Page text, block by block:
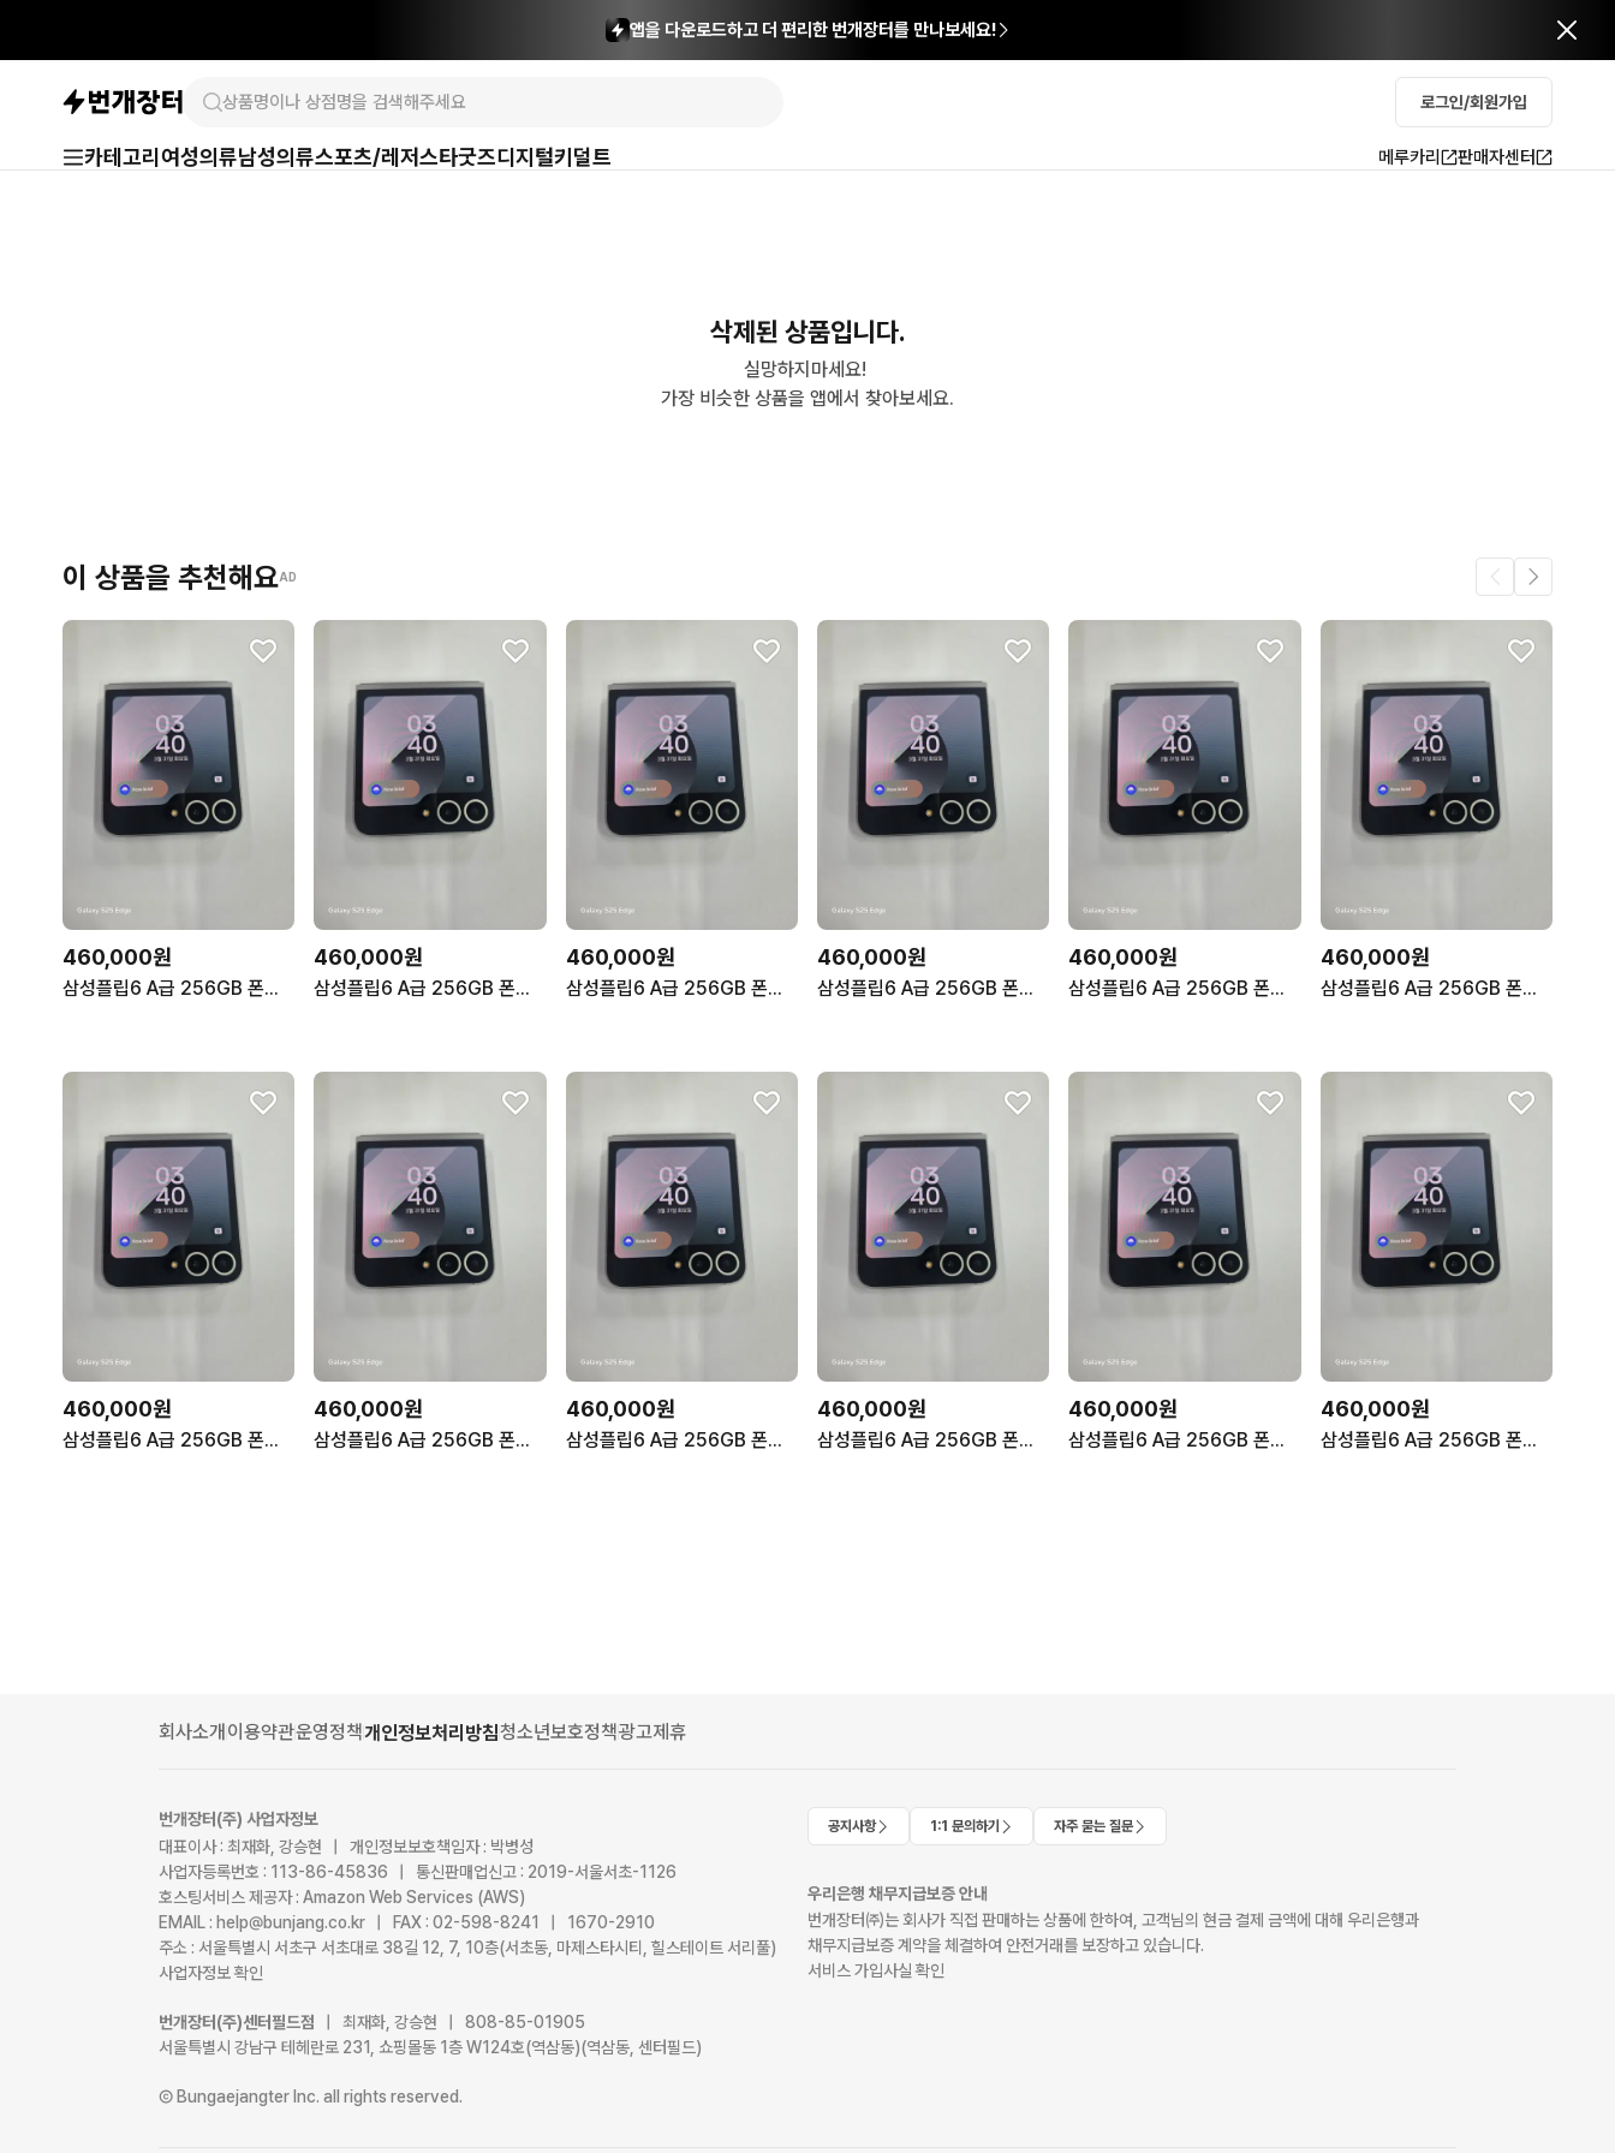
앱을 다운로드하고 더 편리한 번개장터를 만나보세요!
로그인/회원가입
카테고리 여성의류남성의류스포츠/레저스타굿즈디지털키덜트 메루카리 판매자센터
삭제된 상품입니다.
실망하지마세요!
가장 비슷한 상품을 앱에서 찾아보세요.
이 상품을 추천해요AD
460,000원
삼성플립6 A급 256GB 폰컨디션 좋음 무잔상 깨끗!
460,000원
삼성플립6 A급 256GB 폰컨디션 좋음 무잔상 깨끗!
460,000원
삼성플립6 A급 256GB 폰컨디션 좋음 무잔상 깨끗!
460,000원
삼성플립6 A급 256GB 폰컨디션 좋음 무잔상 깨끗!
460,000원
삼성플립6 A급 256GB 폰컨디션 좋음 무잔상 깨끗!
460,000원
삼성플립6 A급 256GB 폰컨디션 좋음 무잔상 깨끗!
460,000원
삼성플립6 A급 256GB 폰컨디션 좋음 무잔상 깨끗!
460,000원
삼성플립6 A급 256GB 폰컨디션 좋음 무잔상 깨끗!
460,000원
삼성플립6 A급 256GB 폰컨디션 좋음 무잔상 깨끗!
460,000원
삼성플립6 A급 256GB 폰컨디션 좋음 무잔상 깨끗!
460,000원
삼성플립6 A급 256GB 폰컨디션 좋음 무잔상 깨끗!
460,000원
삼성플립6 A급 256GB 폰컨디션 좋음 무잔상 깨끗!
회사소개이용약관운영정책개인정보처리방침청소년보호정책광고제휴
번개장터(주) 사업자정보
대표이사 : 최재화, 강승현 | 개인정보보호책임자 : 박병성
사업자등록번호 : 113-86-45836 | 통신판매업신고 : 2019-서울서초-1126
호스팅서비스 제공자 : Amazon Web Services (AWS)
EMAIL : help@bunjang.co.kr | FAX : 02-598-8241 | 1670-2910
주소 : 서울특별시 서초구 서초대로 38길 12, 7, 10층(서초동, 마제스타시티, 힐스테이트 서리풀)
사업자정보 확인
번개장터(주)센터필드점
| 최재화, 강승현 | 808-85-01905
서울특별시 강남구 테헤란로 231, 쇼핑몰동 1층 W124호(역삼동)(역삼동, 센터필드)
Ⓒ Bungaejangter Inc. all rights reserved.
공지사항 1:1 문의하기 자주 묻는 질문
우리은행 채무지급보증 안내
번개장터㈜는 회사가 직접 판매하는 상품에 한하여, 고객님의 현금 결제 금액에 대해 우리은행과
채무지급보증 계약을 체결하여 안전거래를 보장하고 있습니다.
서비스 가입사실 확인